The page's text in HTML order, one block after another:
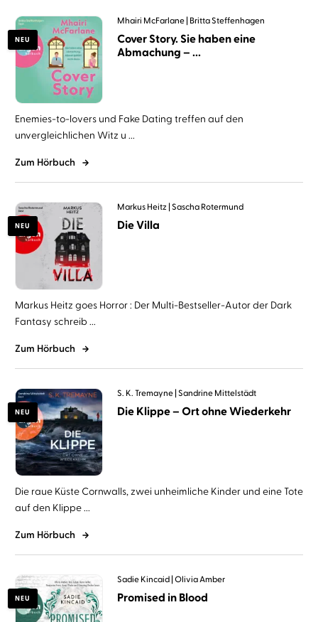
NEU
Mhairi McFarlane Britta Steffenhagen
Cover Story. Sie haben eine
Abmachung – ...
Enemies-to-lovers und Fake Dating treffen auf den
unvergleichlichen Witz u ...
Zum Hörbuch
NEU
Markus Heitz Sascha Rotermund
Die Villa
Markus Heitz goes Horror : Der Multi-Bestseller-Autor der Dark
Fantasy schreib ...
Zum Hörbuch
NEU
S. K. Tremayne Sandrine Mittelstädt
Die Klippe – Ort ohne Wiederkehr
Die raue Küste Cornwalls, zwei unheimliche Kinder und eine Tote
auf den Klippe ...
Zum Hörbuch
NEU
Sadie Kincaid Olivia Amber
Promised in Blood